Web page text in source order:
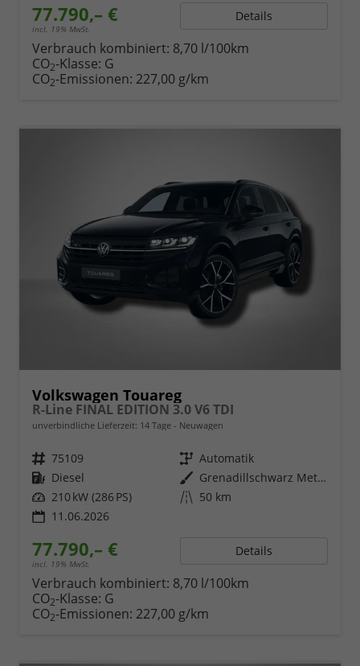
77.790,– €
incl. 19% MwSt.
Details
Verbrauch kombiniert: 8,70 l/100km
CO2-Klasse: G
CO2-Emissionen: 227,00 g/km
Volkswagen Touareg
R-Line FINAL EDITION 3.0 V6 TDI
unverbindliche Lieferzeit: 14 Tage Neuwagen
Fahrzeugnr. 75109 Getriebe Automatik
Kraftstoff Diesel Außenfarbe
Grenadillschwarz Metallic
Leistung 210 kW (286 PS) Kilometerstand 50 km
11.06.2026
77.790,– €
incl. 19% MwSt.
Details
Verbrauch kombiniert: 8,70 l/100km
CO2-Klasse: G
CO2-Emissionen: 227,00 g/km